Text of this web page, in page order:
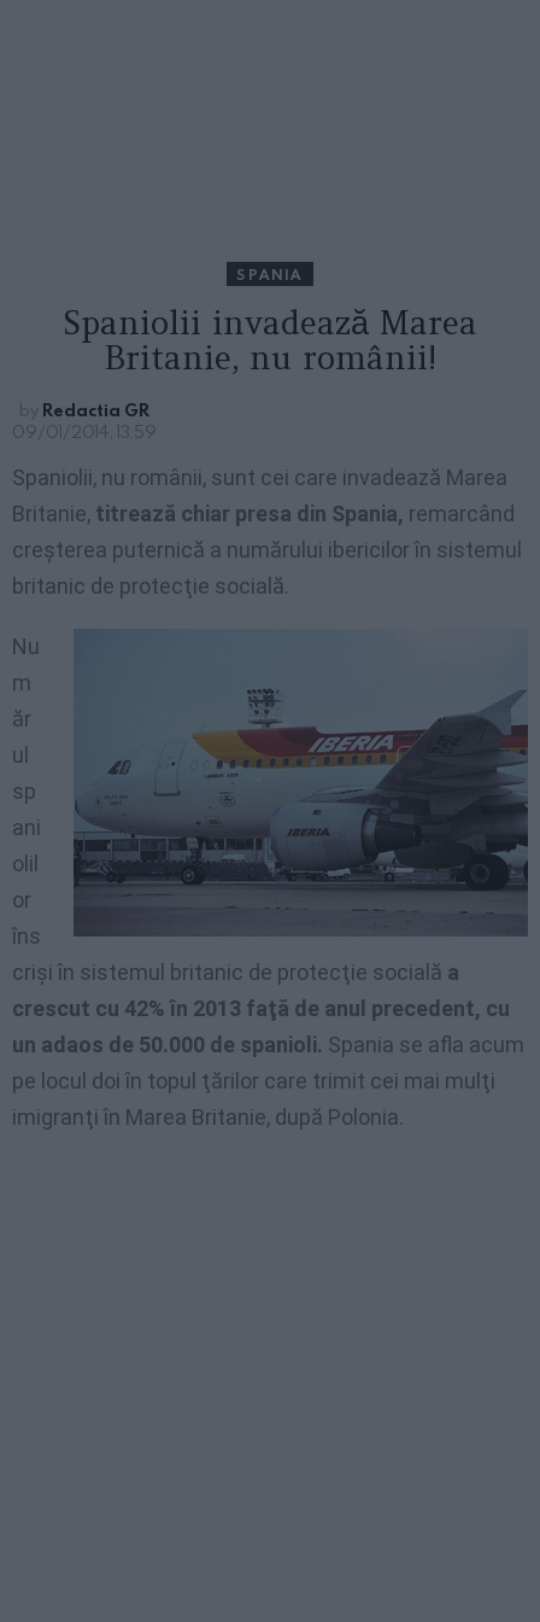
SPANIA
Spaniolii invadează Marea
Britanie, nu românii!
by Redactia GR
09/01/2014, 13:59
Spaniolii, nu românii, sunt cei care invadează Marea
Britanie, titrează chiar presa din Spania, remarcând
creşterea puternică a numărului ibericilor în sistemul
britanic de protecţie socială.
Nu
m
ăr
ul
sp
ani
olil
or
îns
crişi în sistemul britanic de protecţie socială a
crescut cu 42% în 2013 faţă de anul precedent, cu
un adaos de 50.000 de spanioli. Spania se afla acum
pe locul doi în topul ţărilor care trimit cei mai mulţi
imigranţi în Marea Britanie, după Polonia.